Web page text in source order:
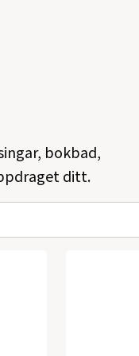
(skuespill)
på ei
kritisk
folkedikt,
(diktsyklus,
bokbad,
ditt.